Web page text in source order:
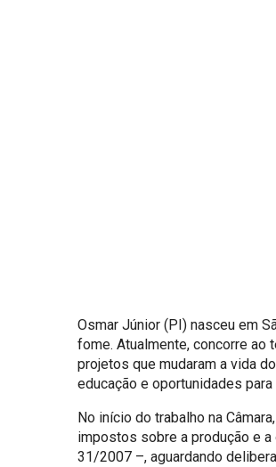
Osmar Júnior (PI) nasceu em
fome. Atualmente, concorre ao
projetos que mudaram a vida
educação e oportunidades
No início do trabalho na
impostos sobre a produção e
31/2007 –, aguardando